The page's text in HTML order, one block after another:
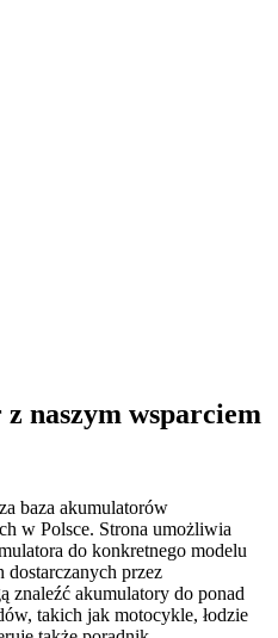
z naszym wsparciem
baza akumulatorów
w Polsce. Strona umożliwia
do konkretnego modelu
dostarczanych przez
znaleźć akumulatory do ponad
takich jak motocykle, łodzie